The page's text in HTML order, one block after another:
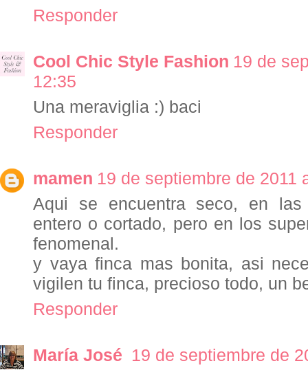
Responder
Cool Chic Style Fashion 19 de
12:35
Una meraviglia :) baci
Responder
mamen 19 de septiembre de 2011
Aqui se encuentra seco, en las
entero o cortado, pero en los
fenomenal.
y vaya finca mas bonita, asi
vigilen tu finca, precioso todo, un
Responder
María José 19 de septiembre de